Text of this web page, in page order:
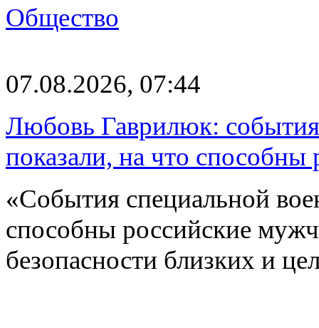
Общество
07.08.2026, 07:44
Любовь Гаврилюк:
показали, на что
«События специальной
способны российские
безопасности близких и